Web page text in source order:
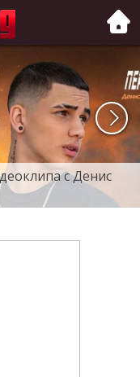
с Денис